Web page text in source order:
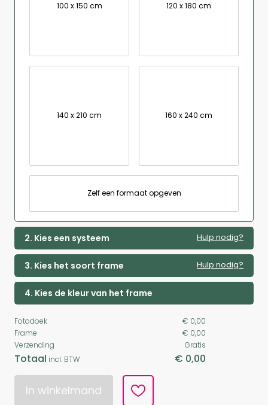
100 x 150 cm 120 x 180 cm
140 x 210 cm 160 x 240 cm
Zelf een formaat opgeven
2. Kies een systeem Hulp nodig?
3. Kies het soort frame Hulp nodig?
4. Kies de kleur van het frame
Fotodoek
€ 0,00
Frame
€ 0,00
Verzending
Gratis
Totaal incl. BTW € 0,00
In winkelmand